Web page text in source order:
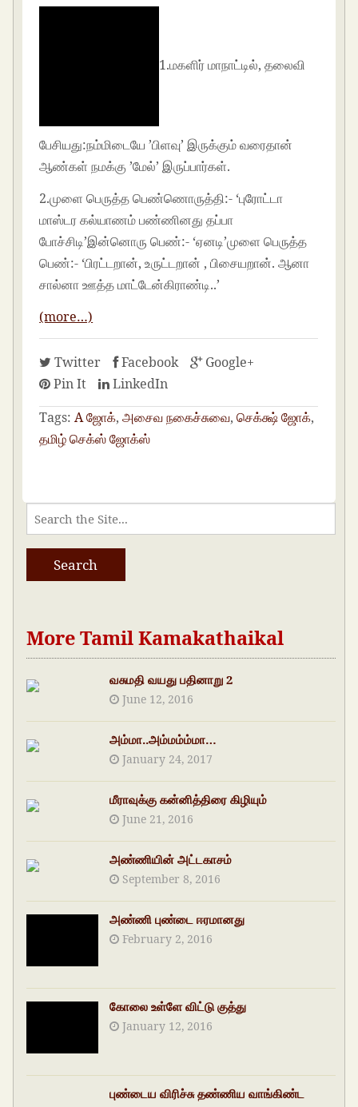
1.மகளிர் மாநாட்டில், தலைவி
பேசியது:நம்மிடையே ’பிளவு’ இருக்கும் வரைதான்
ஆண்கள் நமக்கு ’மேல்’ இருப்பார்கள்.
2.முளை பெருத்த பெண்ணொருத்தி:- ‘புரோட்டா
மாஸ்டர கல்யாணம் பண்ணினது தப்பா
போச்சிடி’இன்னொரு பெண்:- ‘ஏனடி’முளை பெருத்த
பெண்:- ‘பிரட்டறான், உருட்டறான் , பிசையறான். ஆனா
சால்னா ஊத்த மாட்டேன்கிராண்டி..’
(more…)
Twitter Facebook
Google+
Pin It
LinkedIn
Tags: A ஜோக்,அசைவ நகைச்சுவை,செக்க்ஷ் ஜோக்,
தமிழ் செக்ஸ் ஜோக்ஸ்
More Tamil Kamakathaikal
வசுமதி வயது பதினாறு 2
June 12, 2016
அம்மா..அம்மம்ம்மா…
January 24, 2017
மீராவுக்கு கன்னித்திரை கிழியும்
June 21, 2016
அண்ணியின் அட்டகாசம்
September 8, 2016
அண்ணி புண்டை ஈரமானது
February 2, 2016
கோலை உள்ளே விட்டு குத்து
January 12, 2016
புண்டைய விரிச்சு தண்ணிய வாங்கிண்ட